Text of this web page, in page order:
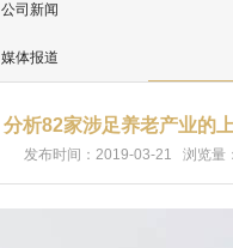
公司新闻
媒体报道
分析82家涉足养老产业的
发布时间：2019-03-21 浏览量